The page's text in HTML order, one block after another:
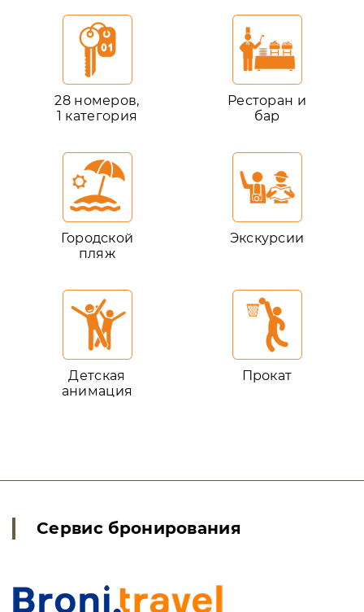
28 номеров,
1 категория
Ресторан и
бар
Городской
пляж
Экскурсии
Детская
анимация
Прокат
Сервис бронирования